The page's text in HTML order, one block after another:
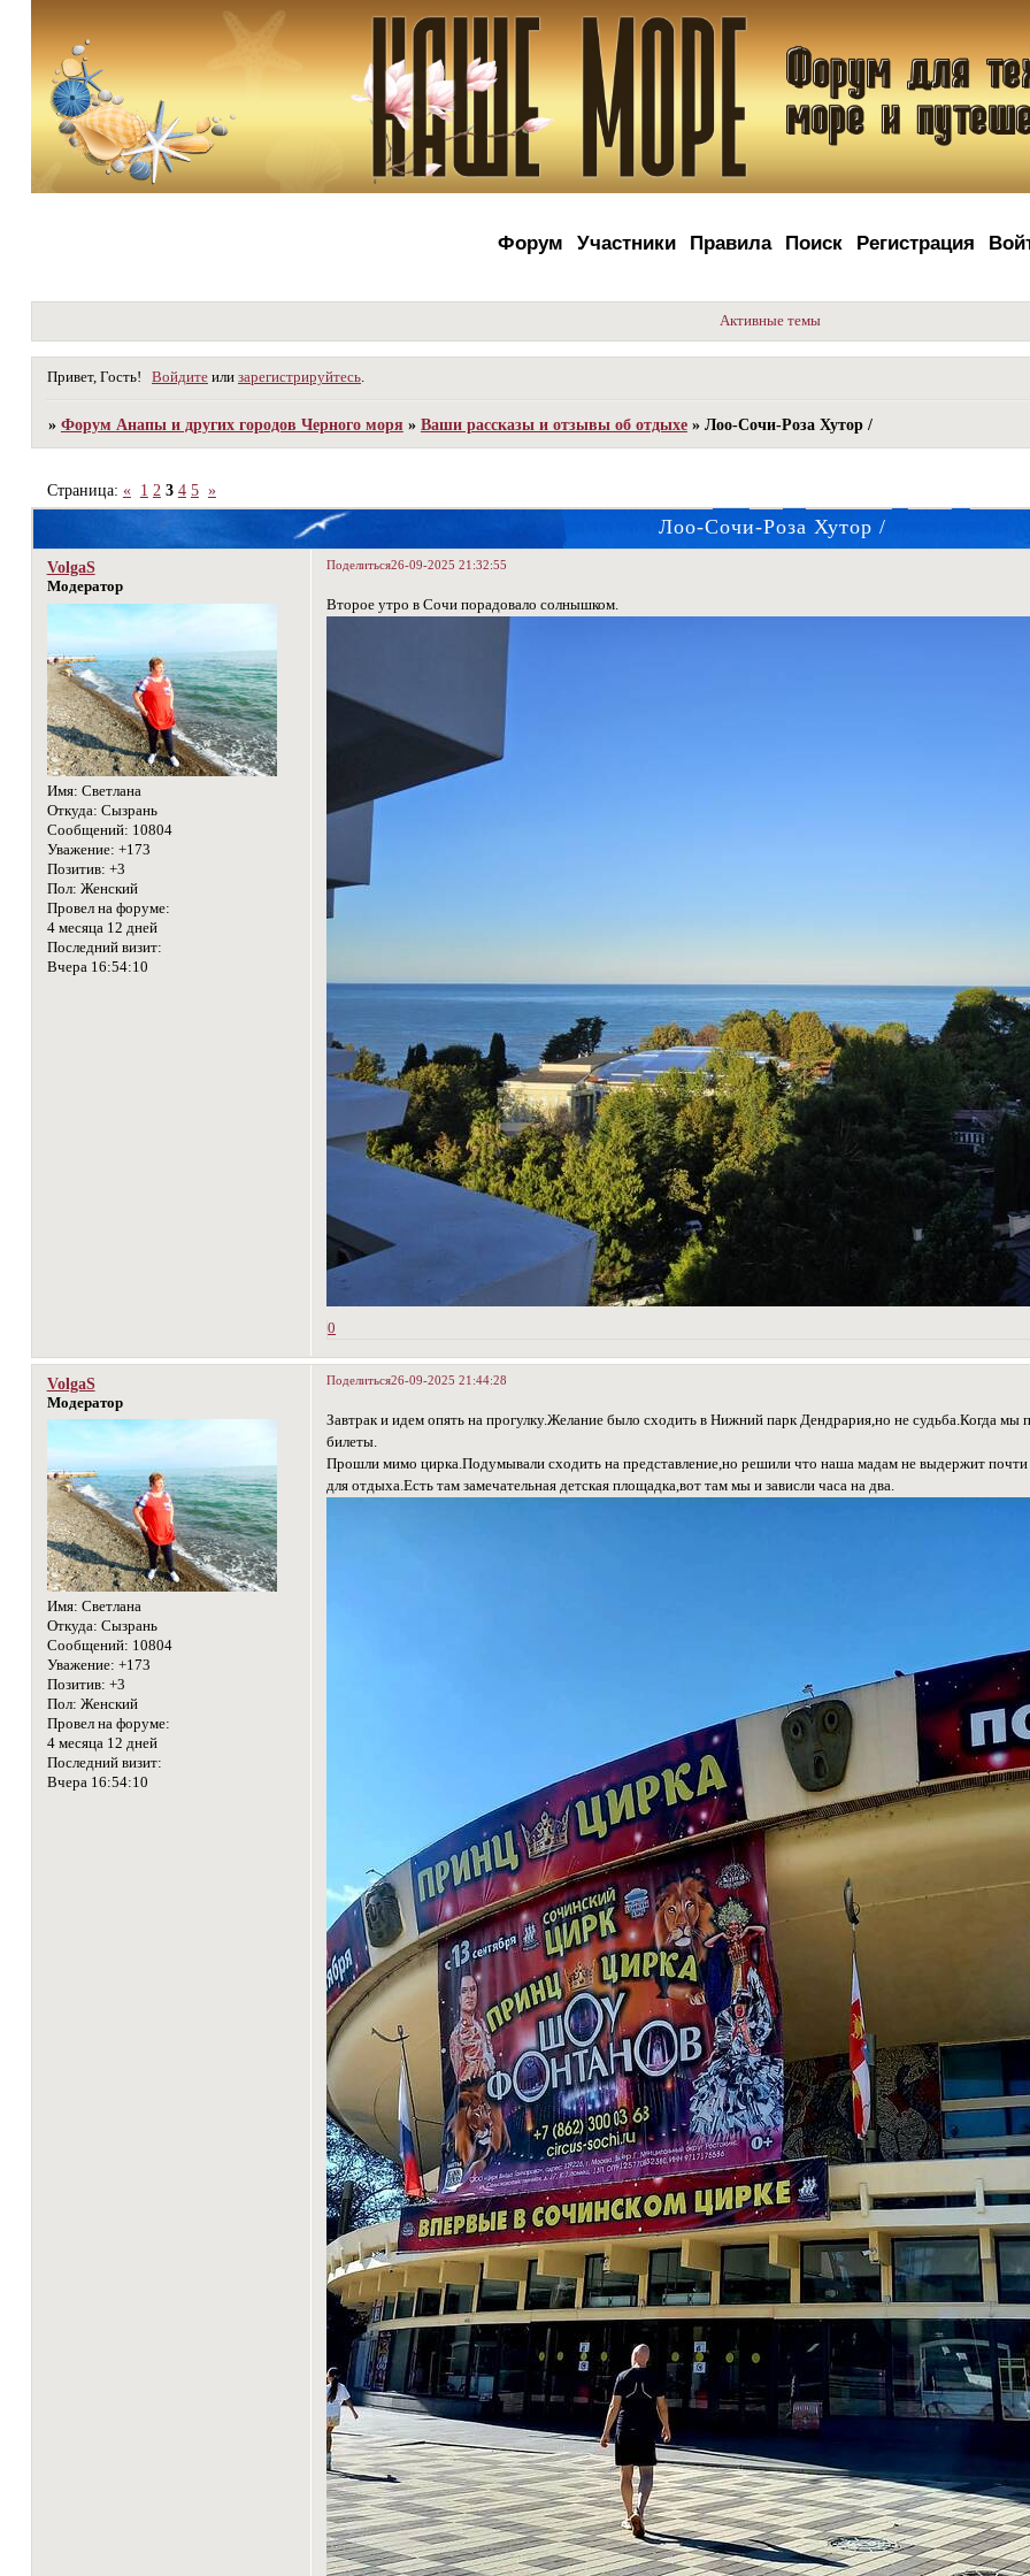
Форум Участники Правила Поиск Регистрация
Активные темы
Привет, Гость! Войдите или зарегистрируйтесь
» Форум Анапы и других городов Черного моря » Ваши рассказы и отзывы об отдыхе » Лоо-Сочи-Роза Хутор /
Лоо-Сочи-Роза Хутор /
Страница: « 1 2 3 4 5 »
Поделиться26-09-2025 21:32:55
VolgaS
Модератор
Имя: Светлана
Откуда: Сызрань
Сообщений: 10804
Уважение: +173
Позитив: +3
Пол: Женский
Провел на форуме:
4 месяца 12 дней
Последний визит:
Вчера 16:54:10
Второе утро в Сочи порадовало солнышком.
0
Поделиться26-09-2025 21:44:28
VolgaS
Модератор
Имя: Светлана
Откуда: Сызрань
Сообщений: 10804
Уважение: +173
Позитив: +3
Пол: Женский
Провел на форуме:
4 месяца 12 дней
Последний визит:
Вчера 16:54:10
Завтрак и идем опять на прогулку.Желание было сходить в Нижний парк Дендрария,но не судьба.Когда
билеты.
Прошли мимо цирка.Подумывали сходить на представление,но решили что наша мадам не выдержит
для отдыха.Есть там замечательная детская площадка,вот там мы и зависли часа на два.